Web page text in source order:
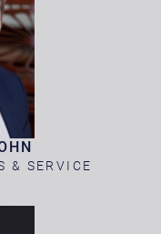
& SERVICE